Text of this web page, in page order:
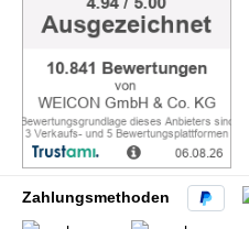
Zahlungsmethoden